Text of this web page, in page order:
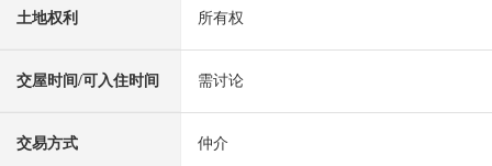
土地权利 所有权
交屋时间/可入住时间 需讨论
交易方式 仲介